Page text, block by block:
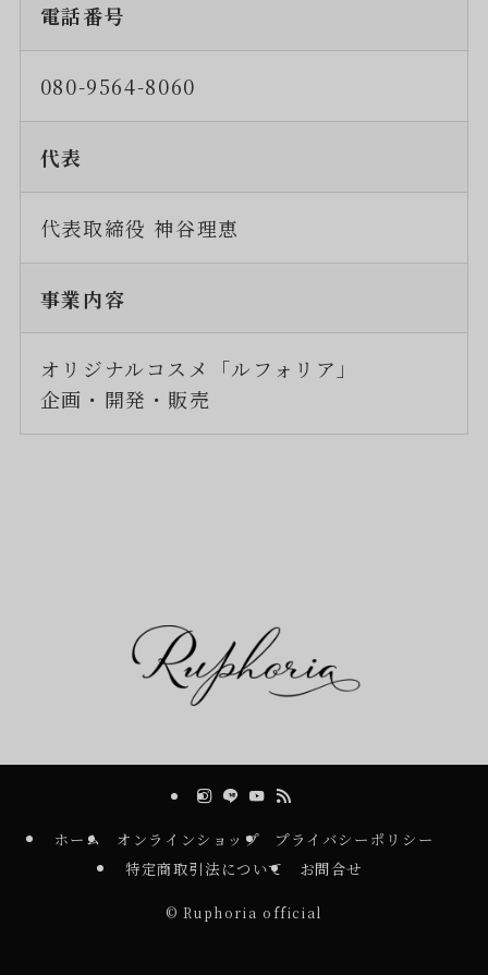
電話番号
080-9564-8060
代表
代表取締役 神谷理恵
事業内容
オリジナルコスメ「ルフォリア」
企画・開発・販売
ホーム オンラインショップ
プライバシーポリシー
特定商取引法について
お問合せ
© Ruphoria official